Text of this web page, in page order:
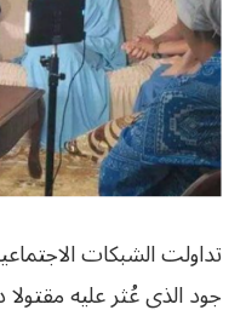
تداولت الشبكات
جود الذي عُثر عليه